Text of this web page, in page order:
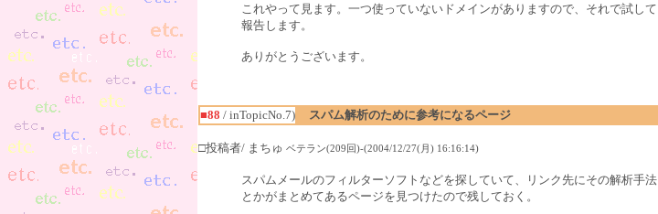
これやって見ます。一つ使っていないドメインがありますので、それで試して
報告します。
ありがとうございます。
■88 / inTopicNo.7)
スパム解析のために参考になるページ
□投稿者/ まちゅ ベテラン(209回)-(2004/12/27(月) 16:16:14)
スパムメールのフィルターソフトなどを探していて、リンク先にその解析手法
とかがまとめてあるページを見つけたので残しておく。